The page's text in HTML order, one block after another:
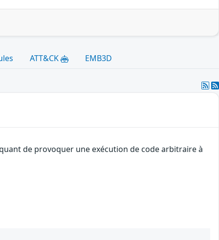
ATT&CK EMB3D
de provoquer une exécution de code arbitraire à